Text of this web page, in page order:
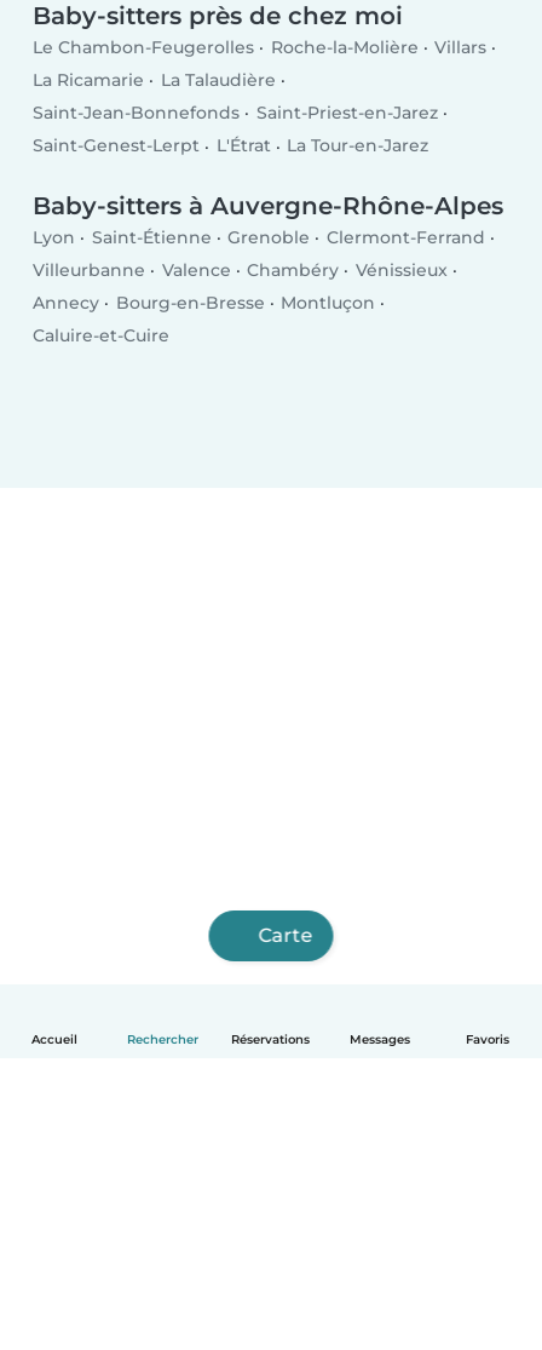
Accueil Rechercher Réservations Messages Favoris
Baby-sitters près de chez moi
Le Chambon-Feugerolles Roche-la-Molière
Villars
La Ricamarie
La Talaudière
Saint-Jean-Bonnefonds
Saint-Priest-en-Jarez
Saint-Genest-Lerpt
L'Étrat La Tour-en-Jarez
Baby-sitters à Auvergne-Rhône-Alpes
Lyon Saint-Étienne Grenoble
Clermont-Ferrand
Villeurbanne
Valence Chambéry
Vénissieux
Annecy
Bourg-en-Bresse
Montluçon
Caluire-et-Cuire
Carte